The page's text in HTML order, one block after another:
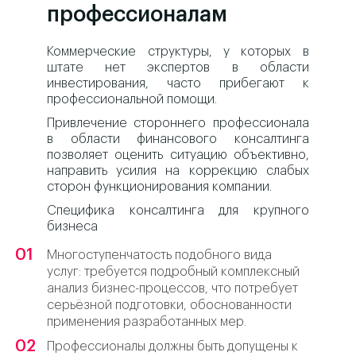
профессионалам
Коммерческие структуры, у которых в
штате нет экспертов в области
инвестирования, часто прибегают к
профессиональной помощи.
Привлечение стороннего профессионала
в области финансового консалтинга
позволяет оценить ситуацию объективно,
направить усилия на коррекцию слабых
сторон функционирования компании.
Специфика консалтинга для крупного
бизнеса
Многоступенчатость подобного вида
услуг: требуется подробный комплексный
анализ бизнес-процессов, что потребует
серьёзной подготовки, обоснованности
применения разработанных мер.
Профессионалы должны быть допущены к